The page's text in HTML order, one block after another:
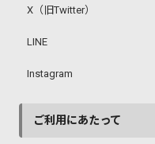
X（旧Twitter）
LINE
Instagram
ご利用にあたって